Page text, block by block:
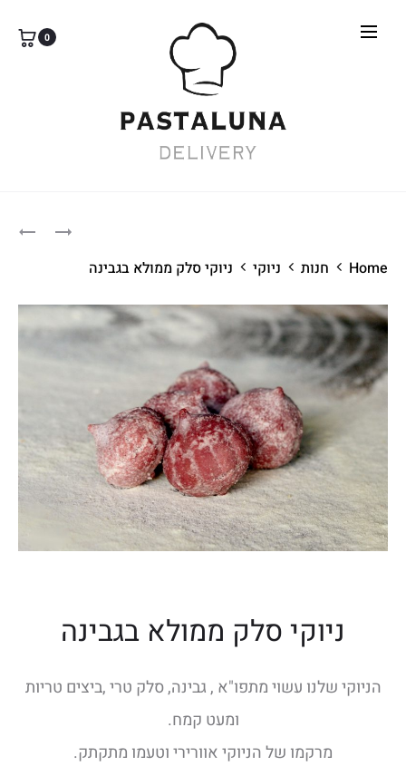
0
Home חנות ניוקי ניוקי סלק ממולא בגבינה
ניוקי סלק ממולא בגבינה
הניוקי שלנו עשוי מתפו"א , גבינה, סלק טרי ,ביצים טריות
ומעט קמח.
מרקמו של הניוקי אוורירי וטעמו מתקתק.